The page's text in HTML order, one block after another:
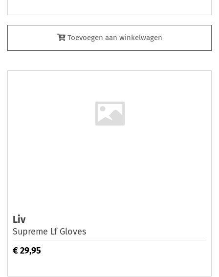
Toevoegen aan winkelwagen
Liv
Supreme Lf Gloves
€ 29,95